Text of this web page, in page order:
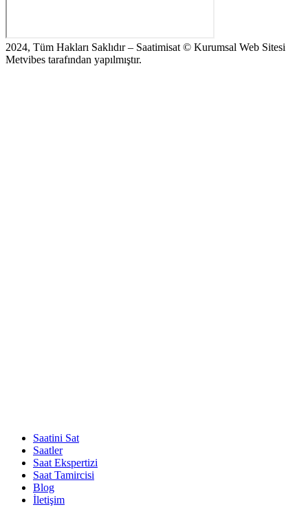
2024, Tüm Hakları Saklıdır – Saatimisat © Kurumsal Web Sitesi
Metvibes tarafından yapılmıştır.
Saatini Sat
Saatler
Saat Ekspertizi
Saat Tamircisi
Blog
İletişim